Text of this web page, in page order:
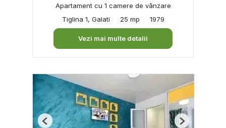
Apartament cu 1 camere de vânzare
Tiglina 1, Galati
25 mp 1979
Vezi mai multe detalii
Previous Next